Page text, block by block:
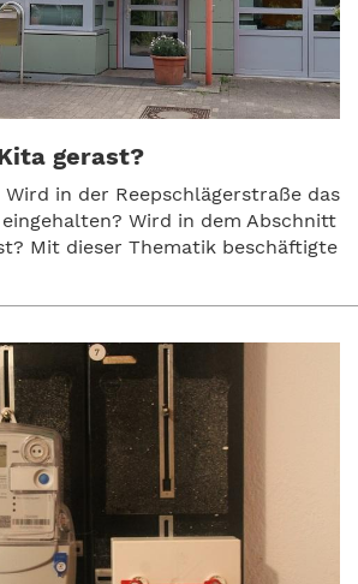
gerast?
in der Reepschlägerstraße das
Wird in dem Abschnitt
Mit dieser Thematik beschäftigte